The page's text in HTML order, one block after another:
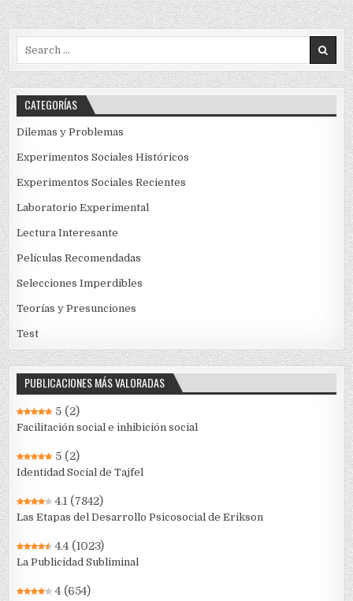
CATEGORÍAS
Dilemas y Problemas
Experimentos Sociales Históricos
Experimentos Sociales Recientes
Laboratorio Experimental
Lectura Interesante
Películas Recomendadas
Selecciones Imperdibles
Teorías y Presunciones
Test
PUBLICACIONES MÁS VALORADAS
5 (2)
Facilitación social e inhibición social
5 (2)
Identidad Social de Tajfel
4.1 (7842)
Las Etapas del Desarrollo Psicosocial de Erikson
4.4 (1023)
La Publicidad Subliminal
4 (654)